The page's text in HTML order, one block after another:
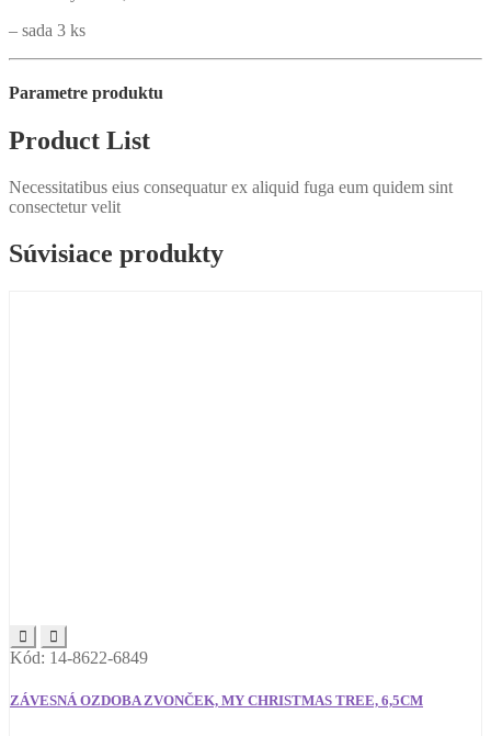
– sada 3 ks
Parametre produktu
Product List
Necessitatibus eius consequatur ex aliquid fuga eum quidem sint
consectetur velit
Súvisiace produkty
Kód: 14-8622-6849
ZÁVESNÁ OZDOBA ZVONČEK, MY CHRISTMAS TREE, 6,5CM